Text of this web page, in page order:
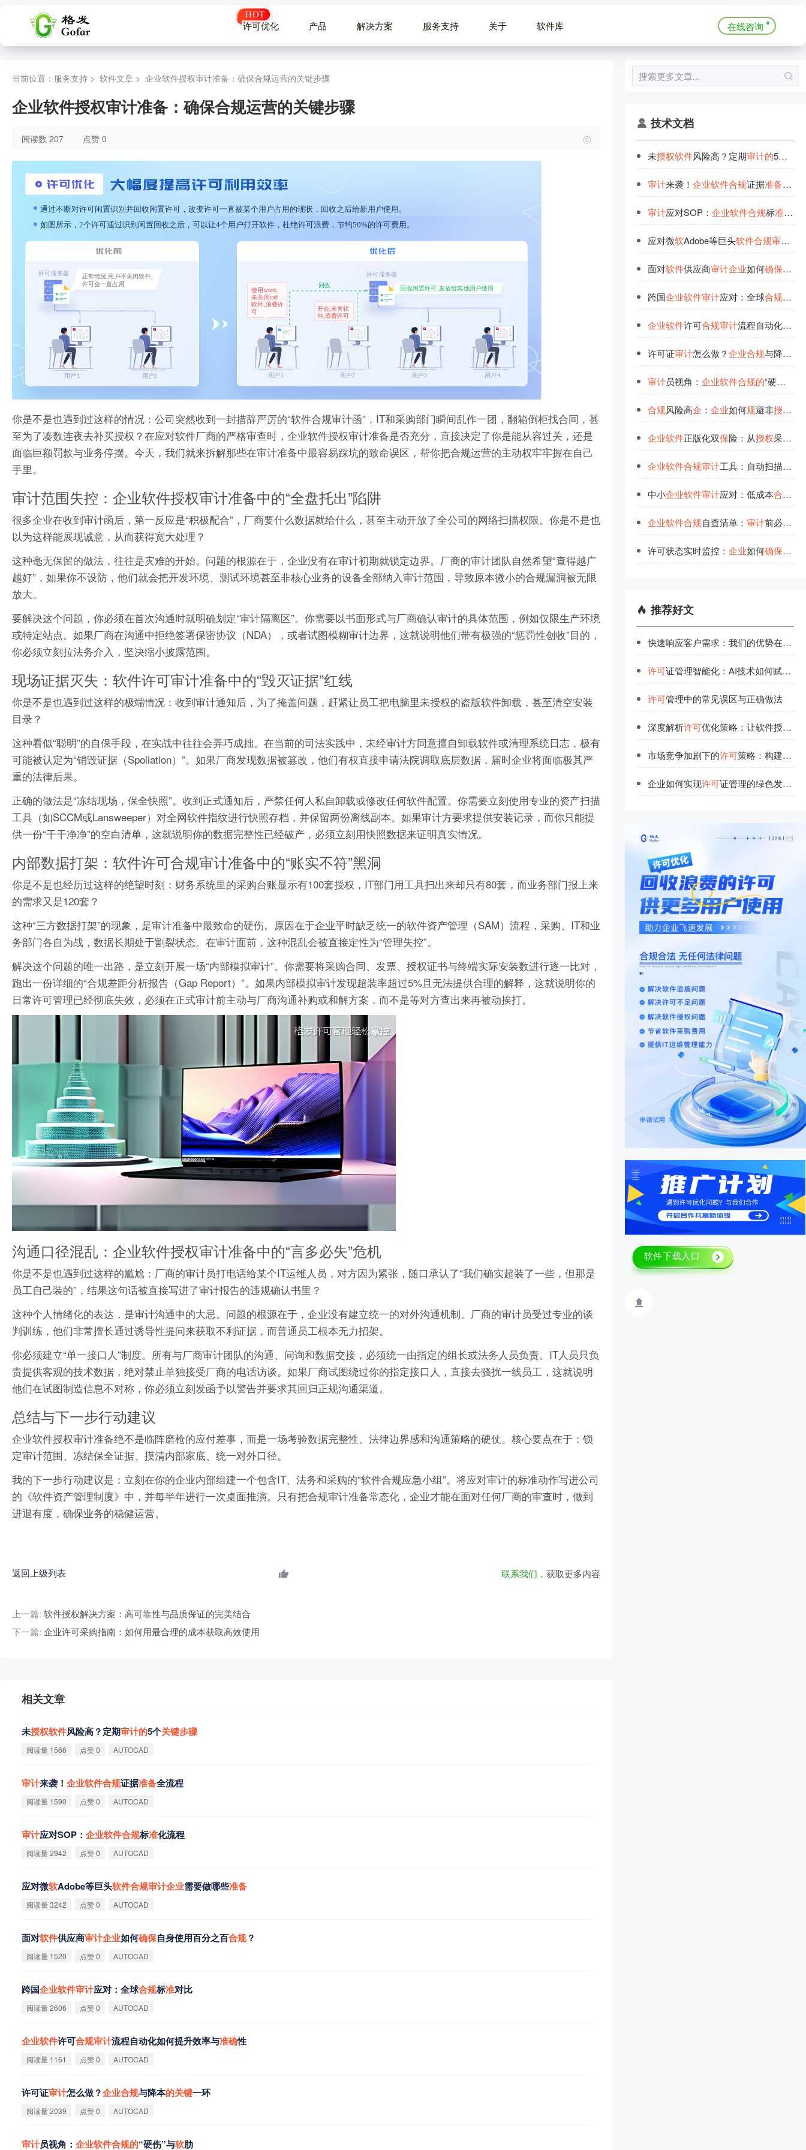
许可优化 产品 解决方案 服务支持 关于 软件库 在线咨询
当前位置：服务支持 > 软件文章 > 企业软件授权审计准备：确保合规运营的关键步骤
企业软件授权审计准备：确保合规运营的关键步骤
阅读数 207 点赞 0
你是不是也遇到过这样的情况：公司突然收到一封措辞严厉的“软件合规审计函”，IT和采购部门瞬间乱作一团，翻箱倒柜找合同，甚
至为了凑数连夜去补买授权？在应对软件厂商的严格审查时，企业软件授权审计准备是否充分，直接决定了你是能从容过关，还是
面临巨额罚款与业务停摆。今天，我们就来拆解那些在审计准备中最容易踩坑的致命误区，帮你把合规运营的主动权牢牢握在自己
手里。
审计范围失控：企业软件授权审计准备中的“全盘托出”陷阱
很多企业在收到审计函后，第一反应是“积极配合”，厂商要什么数据就给什么，甚至主动开放了全公司的网络扫描权限。你是不是也
以为这样能展现诚意，从而获得宽大处理？
这种毫无保留的做法，往往是灾难的开始。问题的根源在于，企业没有在审计初期就锁定边界。厂商的审计团队自然希望“查得越广
越好”，如果你不设防，他们就会把开发环境、测试环境甚至非核心业务的设备全部纳入审计范围，导致原本微小的合规漏洞被无限
放大。
要解决这个问题，你必须在首次沟通时就明确划定“审计隔离区”。你需要以书面形式与厂商确认审计的具体范围，例如仅限生产环境
或特定站点。如果厂商在沟通中拒绝签署保密协议（NDA），或者试图模糊审计边界，这就说明他们带有极强的“惩罚性创收”目的，
你必须立刻拉法务介入，坚决缩小披露范围。
现场证据灭失：软件许可审计准备中的“毁灭证据”红线
你是不是也遇到过这样的极端情况：收到审计通知后，为了掩盖问题，赶紧让员工把电脑里未授权的盗版软件卸载，甚至清空安装
目录？
这种看似“聪明”的自保手段，在实战中往往会弄巧成拙。在当前的司法实践中，未经审计方同意擅自卸载软件或清理系统日志，极有
可能被认定为“销毁证据（Spoliation）”。如果厂商发现数据被篡改，他们有权直接申请法院调取底层数据，届时企业将面临极其严
重的法律后果。
正确的做法是“冻结现场，保全快照”。收到正式通知后，严禁任何人私自卸载或修改任何软件配置。你需要立刻使用专业的资产扫描
工具（如SCCM或Lansweeper）对全网软件指纹进行快照存档，并保留两份离线副本。如果审计方要求提供安装记录，而你只能提
供一份“干干净净”的空白清单，这就说明你的数据完整性已经破产，必须立刻用快照数据来证明真实情况。
内部数据打架：软件许可合规审计准备中的“账实不符”黑洞
你是不是也经历过这样的绝望时刻：财务系统里的采购台账显示有100套授权，IT部门用工具扫出来却只有80套，而业务部门报上来
的需求又是120套？
这种“三方数据打架”的现象，是审计准备中最致命的硬伤。原因在于企业平时缺乏统一的软件资产管理（SAM）流程，采购、IT和业
务部门各自为战，数据长期处于割裂状态。在审计面前，这种混乱会被直接定性为“管理失控”。
解决这个问题的唯一出路，是立刻开展一场“内部模拟审计”。你需要将采购合同、发票、授权证书与终端实际安装数进行逐一比对，
跑出一份详细的“合规差距分析报告（Gap Report）”。如果内部模拟审计发现超装率超过5%且无法提供合理的解释，这就说明你的
日常许可管理已经彻底失效，必须在正式审计前主动与厂商沟通补购或和解方案，而不是等对方查出来再被动挨打。
沟通口径混乱：企业软件授权审计准备中的“言多必失”危机
你是不是也遇到过这样的尴尬：厂商的审计员打电话给某个IT运维人员，对方因为紧张，随口承认了“我们确实超装了一些，但那是
员工自己装的”，结果这句话被直接写进了审计报告的违规确认书里？
这种个人情绪化的表达，是审计沟通中的大忌。问题的根源在于，企业没有建立统一的对外沟通机制。厂商的审计员受过专业的谈
判训练，他们非常擅长通过诱导性提问来获取不利证据，而普通员工根本无力招架。
你必须建立“单一接口人”制度。所有与厂商审计团队的沟通、问询和数据交接，必须统一由指定的组长或法务人员负责。IT人员只负
责提供客观的技术数据，绝对禁止单独接受厂商的电话访谈。如果厂商试图绕过你的指定接口人，直接去骚扰一线员工，这就说明
他们在试图制造信息不对称，你必须立刻发函予以警告并要求其回归正规沟通渠道。
总结与下一步行动建议
企业软件授权审计准备绝不是临阵磨枪的应付差事，而是一场考验数据完整性、法律边界感和沟通策略的硬仗。核心要点在于：锁
定审计范围、冻结保全证据、摸清内部家底、统一对外口径。
我的下一步行动建议是：立刻在你的企业内部组建一个包含IT、法务和采购的“软件合规应急小组”。将应对审计的标准动作写进公司
的《软件资产管理制度》中，并每半年进行一次桌面推演。只有把合规审计准备常态化，企业才能在面对任何厂商的审查时，做到
进退有度，确保业务的稳健运营。
返回上级列表 联系我们 ，获取更多内容
上一篇: 软件授权解决方案：高可靠性与品质保证的完美结合
下一篇: 企业许可采购指南：如何用最合理的成本获取高效使用
相关文章
未授权软件风险高？定期审计的5个关键步骤
阅读量 1566 点赞 0 AUTOCAD
审计来袭！ 企业软件合规证据准备全流程
阅读量 1590 点赞 0 AUTOCAD
审计应对SOP： 企业软件合规标准化流程
阅读量 2942 点赞 0 AUTOCAD
应对微软Adobe等巨头软件合规审计企业需要做哪些准备
阅读量 3242 点赞 0 AUTOCAD
面对软件供应商审计企业如何确保自身使用百分之百合规？
阅读量 1520 点赞 0 AUTOCAD
跨国企业软件审计应对：全球合规标准对比
阅读量 2606 点赞 0 AUTOCAD
企业软件许可合规审计流程自动化如何提升效率与准确性
阅读量 1161 点赞 0 AUTOCAD
许可证审计怎么做？企业合规与降本的关键一环
阅读量 2039 点赞 0 AUTOCAD
审计员视角： 企业软件合规的“硬伤”与软肋
技术文档
未授权软件风险高？定期审计的5个
审计来袭！ 企业软件合规证据准备全流
审计应对SOP： 企业软件合规标准化流
应对微软Adobe等巨头软件合规审计
面对软件供应商审计企业如何确保自身
跨国企业软件审计应对：全球合规标
企业软件许可合规审计流程自动化如何提升效率与
许可证审计怎么做？企业合规与降本
审计员视角： 企业软件合规的“硬伤”与
合规风险高企 ： 企业如何规避非授权
企业软件正版化双保险：从授权采购到版
企业软件合规审计工具：自动扫描盗版文
中小企业软件审计应对：低成本合规
企业软件合规自查清单： 审计前必做
许可状态实时监控： 企业如何确保软
推荐好文
快速响应客户需求：我们的优势在
许可
许可证管理智能化：AI技术如何赋能高效管理？
许可管理中的常见误区与正确做法
深度解析许可优化策略：让软件授权不再浪费
市场竞争加剧下的许可策略：构建企业核心优势
企业如何实现许可证管理的绿色发展？